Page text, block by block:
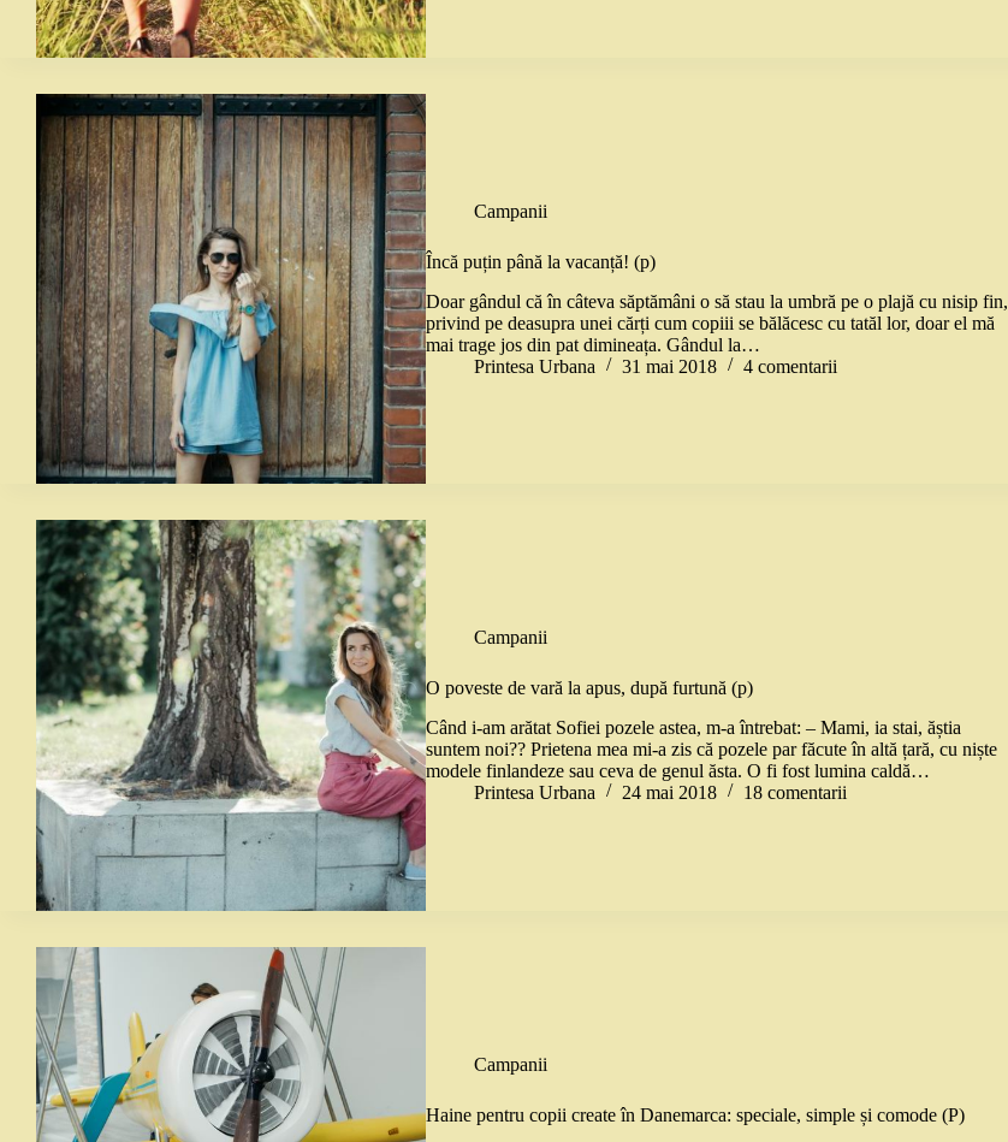
Campanii
Încă puțin până la vacanță! (p)
Doar gândul că în câteva săptămâni o să stau la umbră pe o plajă cu nisip fin,
privind pe deasupra unei cărți cum copiii se bălăcesc cu tatăl lor, doar el mă
mai trage jos din pat dimineața. Gândul la…
Printesa Urbana
31 mai 2018 4 comentarii
Campanii
O poveste de vară la apus, după furtună (p)
Când i-am arătat Sofiei pozele astea, m-a întrebat: – Mami, ia stai, ăștia
suntem noi?? Prietena mea mi-a zis că pozele par făcute în altă țară, cu niște
modele finlandeze sau ceva de genul ăsta. O fi fost lumina caldă…
Printesa Urbana
24 mai 2018 18 comentarii
Campanii
Haine pentru copii create în Danemarca: speciale, simple și comode (P)